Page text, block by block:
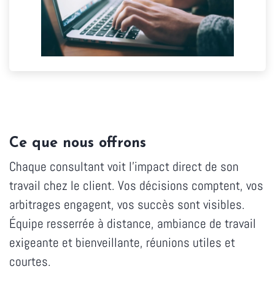
Ce que nous offrons
Chaque consultant voit l'impact direct de son
travail chez le client. Vos décisions comptent, vos
arbitrages engagent, vos succès sont visibles.
Équipe resserrée à distance, ambiance de travail
exigeante et bienveillante, réunions utiles et
courtes.